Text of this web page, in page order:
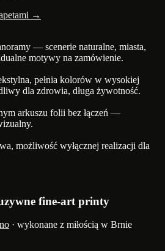
→
— scenerie naturalne, miasta,
motywy na zamówienie.
pełnia kolorów w wysokiej
dla zdrowia, długa żywotność.
arkuszu folii bez łączeń —
możliwość wyłącznej realizacji dla
fine-art printy
· wykonane z miłością w Brnie